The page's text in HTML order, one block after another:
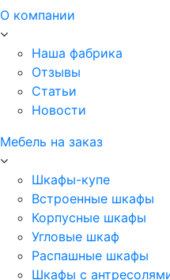
О компании
Наша фабрика
Отзывы
Статьи
Новости
Мебель на заказ
Шкафы-купе
Встроенные шкафы
Корпусные шкафы
Угловые шкаф
Распашные шкафы
Шкафы с